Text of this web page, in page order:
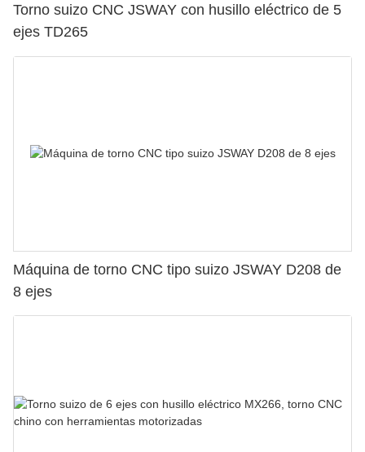
Torno suizo CNC JSWAY con husillo eléctrico de 5
ejes TD265
Máquina de torno CNC tipo suizo JSWAY D208 de
8 ejes